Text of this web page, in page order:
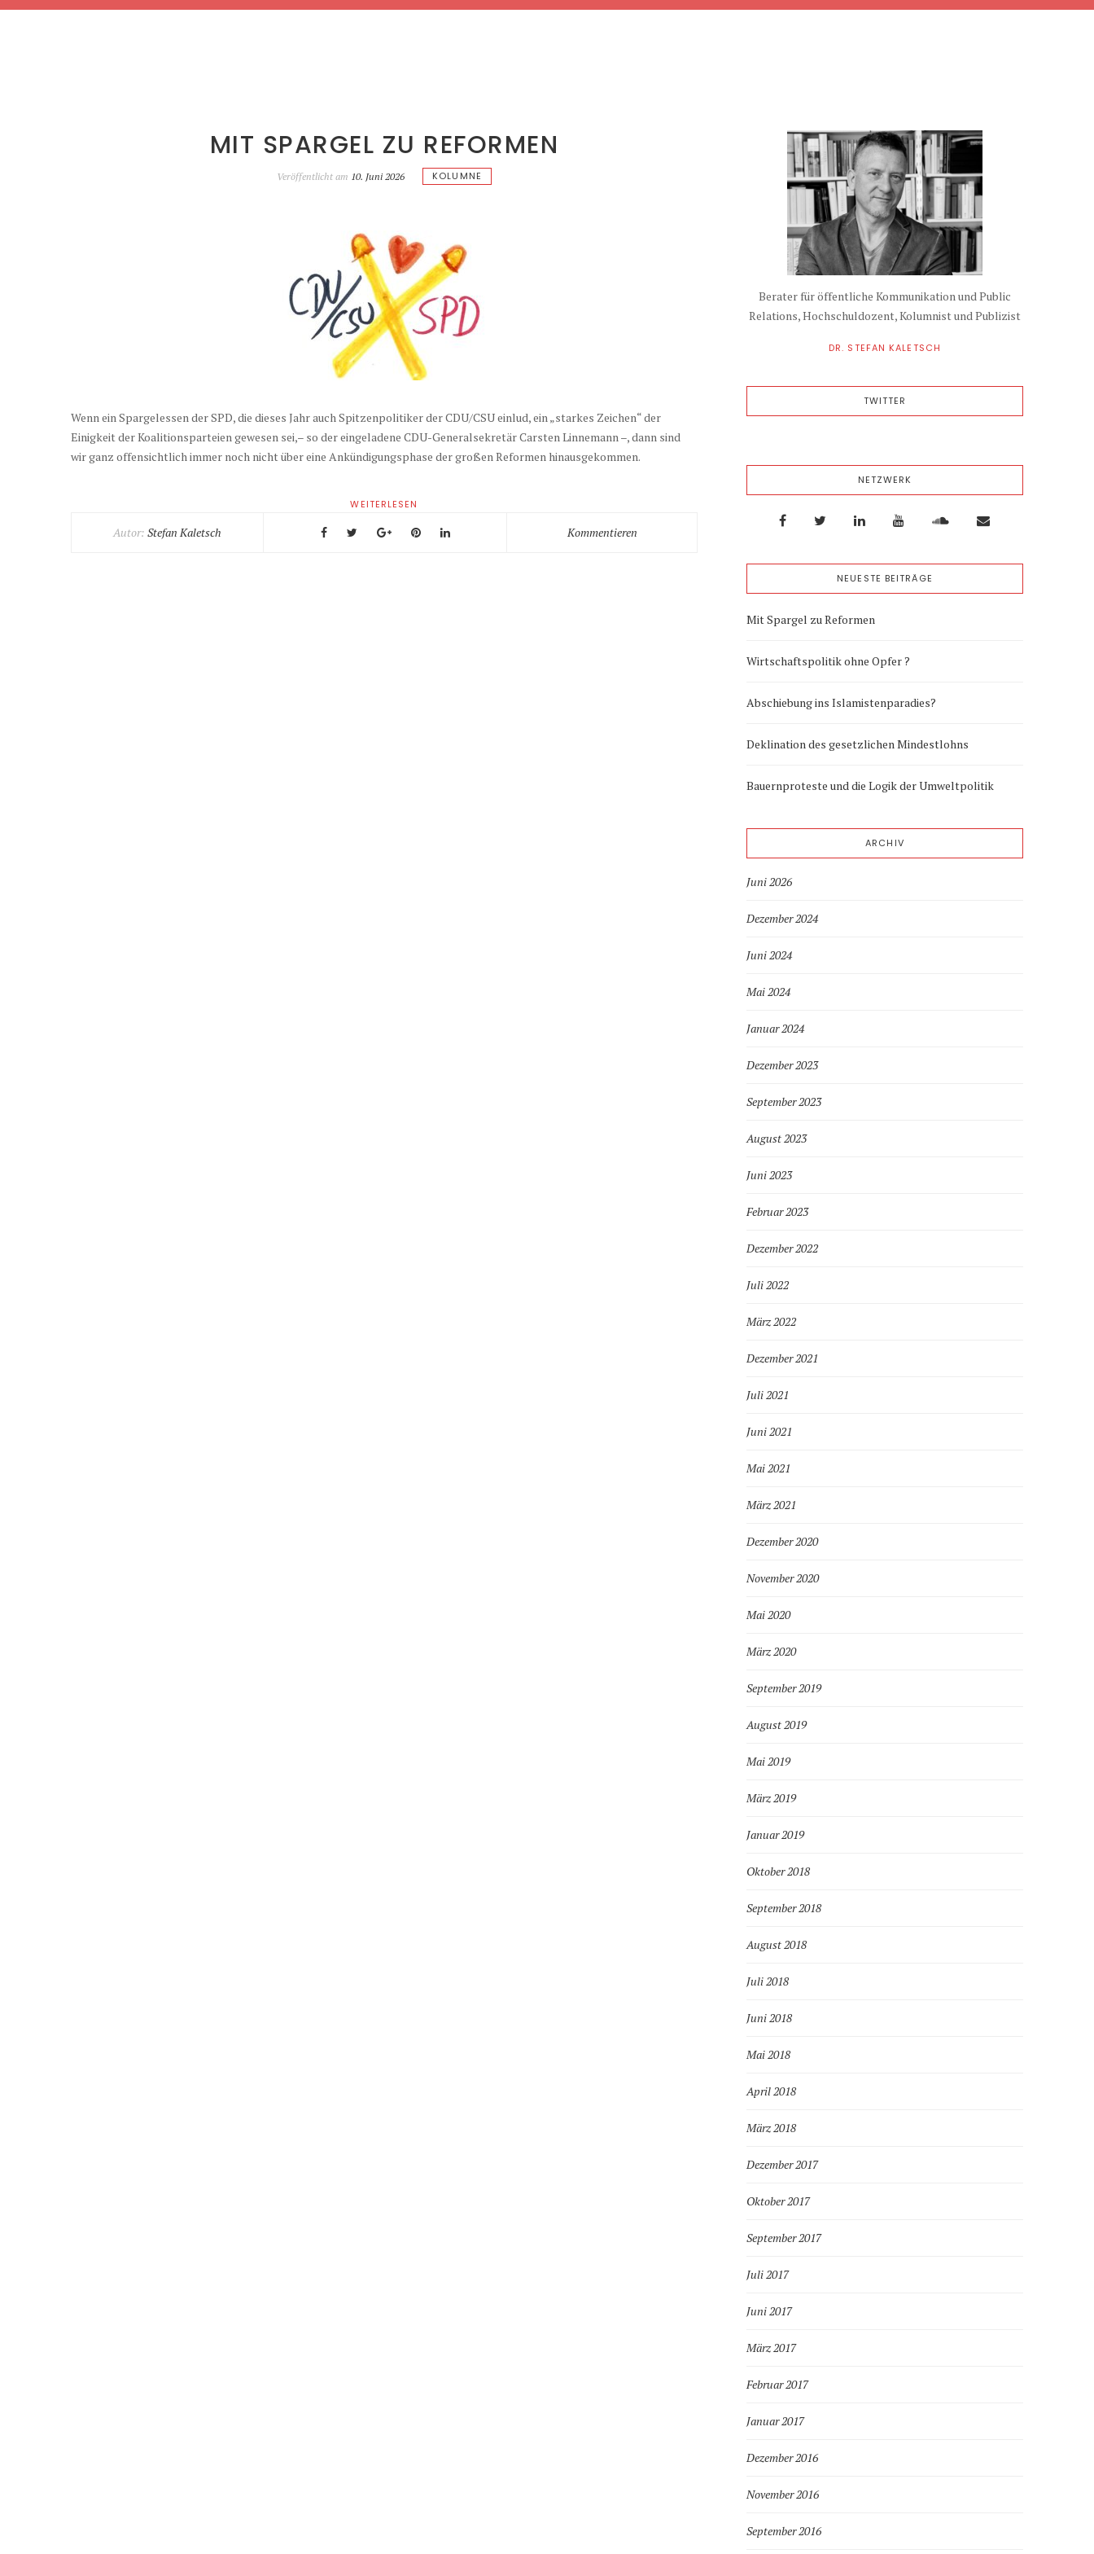
MIT SPARGEL ZU REFORMEN
Veröffentlicht am 10. Juni 2026 KOLUMNE
Wenn ein Spargelessen der SPD, die dieses Jahr auch Spitzenpolitiker der CDU/CSU einlud, ein „starkes Zeichen“ der
Einigkeit der Koalitionsparteien gewesen sei,– so der eingeladene CDU-Generalsekretär Carsten Linnemann –, dann sind
wir ganz offensichtlich immer noch nicht über eine Ankündigungsphase der großen Reformen hinausgekommen.
WEITERLESEN
Autor: Stefan Kaletsch Kommentieren
Berater für öffentliche Kommunikation und Public
Relations, Hochschuldozent, Kolumnist und Publizist
DR. STEFAN KALETSCH
TWITTER
NETZWERK
NEUESTE BEITRÄGE
Mit Spargel zu Reformen
Wirtschaftspolitik ohne Opfer ?
Abschiebung ins Islamistenparadies?
Deklination des gesetzlichen Mindestlohns
Bauernproteste und die Logik der Umweltpolitik
ARCHIV
Juni 2026
Dezember 2024
Juni 2024
Mai 2024
Januar 2024
Dezember 2023
September 2023
August 2023
Juni 2023
Februar 2023
Dezember 2022
Juli 2022
März 2022
Dezember 2021
Juli 2021
Juni 2021
Mai 2021
März 2021
Dezember 2020
November 2020
Mai 2020
März 2020
September 2019
August 2019
Mai 2019
März 2019
Januar 2019
Oktober 2018
September 2018
August 2018
Juli 2018
Juni 2018
Mai 2018
April 2018
März 2018
Dezember 2017
Oktober 2017
September 2017
Juli 2017
Juni 2017
März 2017
Februar 2017
Januar 2017
Dezember 2016
November 2016
September 2016